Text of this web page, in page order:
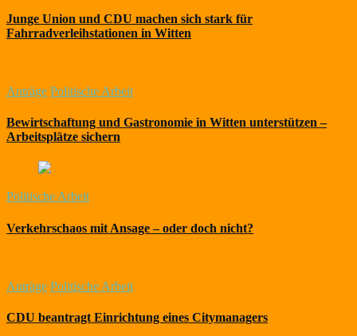
Junge Union und CDU machen sich stark für
Fahrradverleihstationen in Witten
Anträge Politische Arbeit
Bewirtschaftung und Gastronomie in Witten unterstützen –
Arbeitsplätze sichern
Politische Arbeit
Verkehrschaos mit Ansage – oder doch nicht?
Anträge Politische Arbeit
CDU beantragt Einrichtung eines Citymanagers